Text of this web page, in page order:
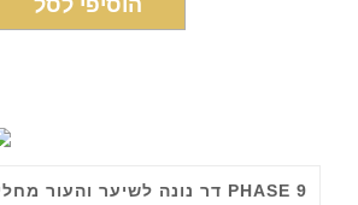
הוסיפי לסל